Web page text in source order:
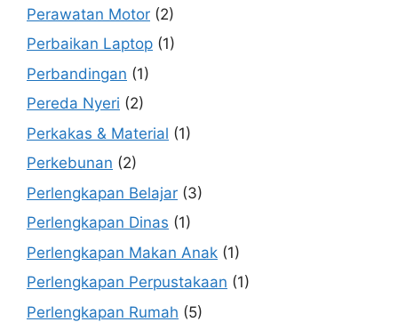
Perawatan Motor (2)
Perbaikan Laptop (1)
Perbandingan (1)
Pereda Nyeri (2)
Perkakas & Material (1)
Perkebunan (2)
Perlengkapan Belajar (3)
Perlengkapan Dinas (1)
Perlengkapan Makan Anak (1)
Perlengkapan Perpustakaan (1)
Perlengkapan Rumah (5)